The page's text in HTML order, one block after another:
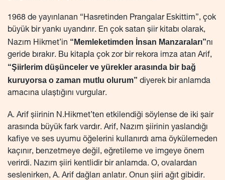
1968 de yayınlanan “Hasretinden Prangalar Eskittim”, çok
büyük bir yankı uyandırır. En çok satan şiir kitabı olarak,
Nazım Hikmet’in “Memleketimden İnsan Manzaraları”nı
geride bırakır. Bu kitapla çok zor bir rekora imza atan Arif,
“Şiirlerim düşünceler ve yürekler arasında bir bağ
kuruyorsa o zaman mutlu olurum” diyerek bir anlamda
amacına ulaştığını vurgular.
A. Arif şiirinin N.Hikmet’ten etkilendiği söylense de iki şair
arasında büyük fark vardır. Arif, Nazım şiirinin yaslandığı
kafiye ve ses uyumu öğelerini kullanırdı ama öykülemeden
kaçınır, benzetmeye değil, eğretileme ve imgeye önem
verirdi. Nazım şiiri kentlidir bir anlamda. O, ovalardan
seslenirken, A. Arif dağları anlatır. Onun şiiri ağıt gibidir.